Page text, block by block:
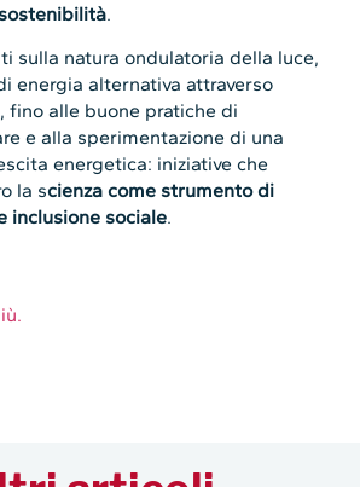
.
sulla natura ondulatoria della luce,
energia alternativa attraverso
fino alle buone pratiche di
e alla sperimentazione di una
energetica: iniziative che
la scienza come strumento di
inclusione sociale.